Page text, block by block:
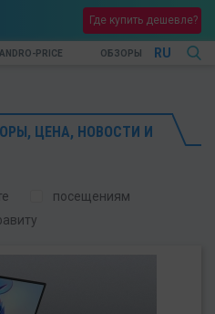
Где купить дешевле?
ANDRO-PRICE ОБЗОРЫ RU
ЦЕНА, НОВОСТИ И
посещениям